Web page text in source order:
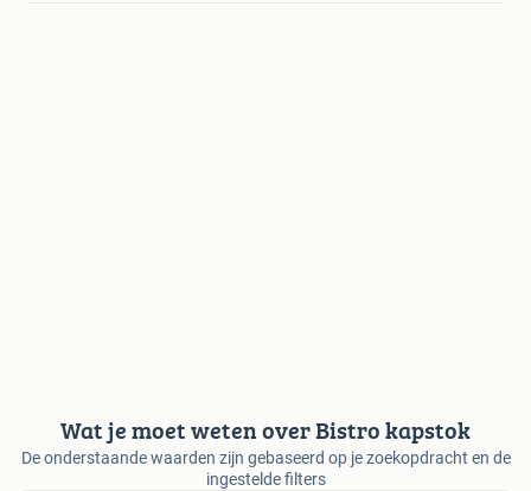
Wat je moet weten over Bistro kapstok
De onderstaande waarden zijn gebaseerd op je zoekopdracht en de
ingestelde filters